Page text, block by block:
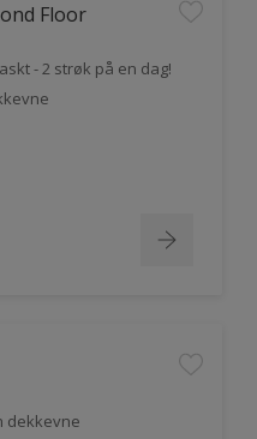
Floor
- 2 strøk på en dag!
dekkevne